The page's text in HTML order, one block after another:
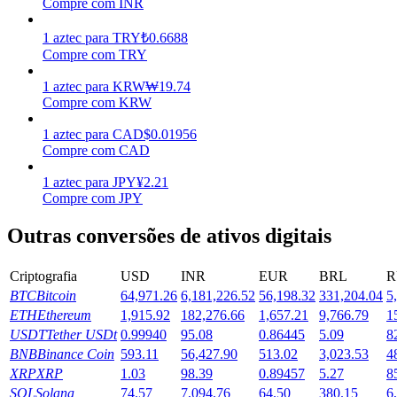
Ganhar
Ganhe recompensas competitivas diariamente
1 aztec para TRY₺0.6688
Compre com TRY
1 aztec para KRW₩19.74
Compre com KRW
1 aztec para CAD$0.01956
Compre com CAD
1 aztec para JPY¥2.21
Compre com JPY
Outras conversões de ativos digitais
Criptografia USD INR EUR BRL
BTCBitcoin 64,971.26 6,181,226.52 56,198.32 331,204.04
ETHEthereum 1,915.92 182,276.66 1,657.21 9,766.79
USDTTether USDt 0.99940 95.08 0.86445 5.09
BNBBinance Coin 593.11 56,427.90 513.02 3,023.53
XRPXRP 1.03 98.39 0.89457 5.27
SOLSolana 74.57 7,094.76 64.50 380.15